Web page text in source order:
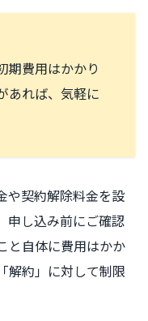
期費用はかかり
あれば、気軽に
や契約解除料金を設
申し込み前にご確認
と自体に費用はかか
解約」に対して制限